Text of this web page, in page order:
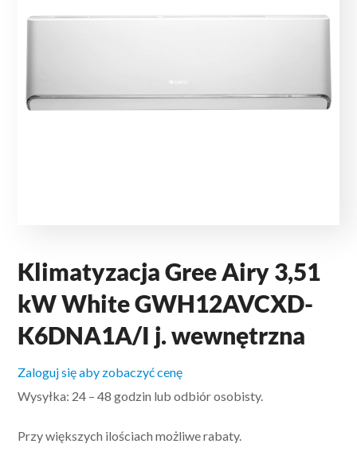
Klimatyzacja Gree Airy 3,51
kW White GWH12AVCXD-
K6DNA1A/I j. wewnętrzna
Zaloguj się aby zobaczyć cenę
Wysyłka: 24 – 48 godzin lub odbiór osobisty.
Przy większych ilościach możliwe rabaty.